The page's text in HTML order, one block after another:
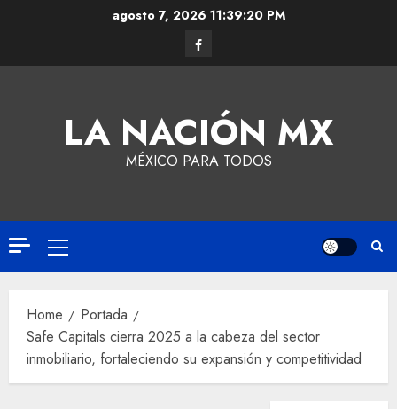
agosto 7, 2026 11:39:20 PM
LA NACIÓN MX
MÉXICO PARA TODOS
Home
Portada
Safe Capitals cierra 2025 a la cabeza del sector
inmobiliario, fortaleciendo su expansión y competitividad